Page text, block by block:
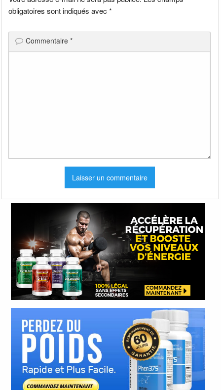
obligatoires sont indiqués avec*
Commentaire*